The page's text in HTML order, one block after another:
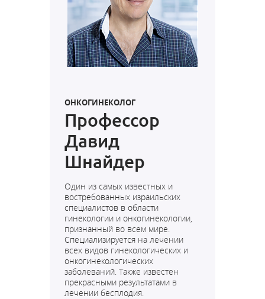
ОНКОГИНЕКОЛОГ
Профессор
Давид
Шнайдер
Один из самых известных и
востребованных израильских
специалистов в области
гинекологии и онкогинекологии,
признанный во всем мире.
Специализируется на лечении
всех видов гинекологических и
онкогинекологических
заболеваний. Также известен
прекрасными результатами в
лечении бесплодия.